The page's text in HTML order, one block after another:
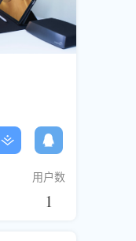
用户数
1